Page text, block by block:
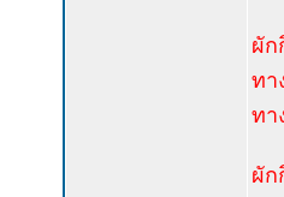
ผัก
ทา
ทา
ผัก